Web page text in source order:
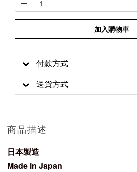
加入購物車
付款方式
送貨方式
商品描述
日本製造
Made in Japan